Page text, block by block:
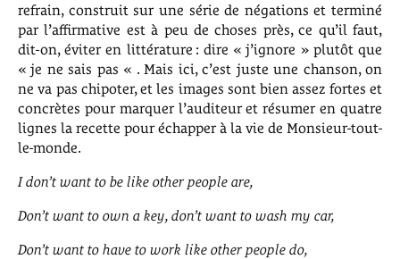
refrain, construit sur une série de négations et terminé
par l’affirmative est à peu de choses près, ce qu’il faut,
dit-on, éviter en littérature : dire « j’ignore » plutôt que
« je ne sais pas « . Mais ici, c’est juste une chanson, on
ne va pas chipoter, et les images sont bien assez fortes et
concrètes pour marquer l’auditeur et résumer en quatre
lignes la recette pour échapper à la vie de Monsieur-tout-
le-monde.
I don’t want to be like other people are,
Don’t want to own a key, don’t want to wash my car,
Don’t want to have to work like other people do,